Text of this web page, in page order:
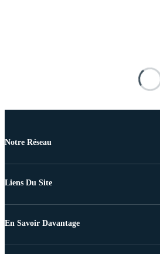
Notre Réseau
Liens Du Site
En Savoir Davantage